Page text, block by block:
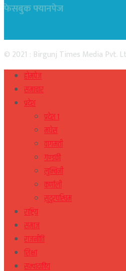
फेसबुक फ्यानपेज
© 2021 : Birgunj Times Media Pvt.
होमपेज
समाचार
प्रदेश
प्रदेश १
मधेस
वागमती
गण्डकी
लुम्बिनी
कर्णाली
सुदुरपस्चिम
राष्ट्रिय
समाज
राजनीति
शिक्षा
सम्पादकीय